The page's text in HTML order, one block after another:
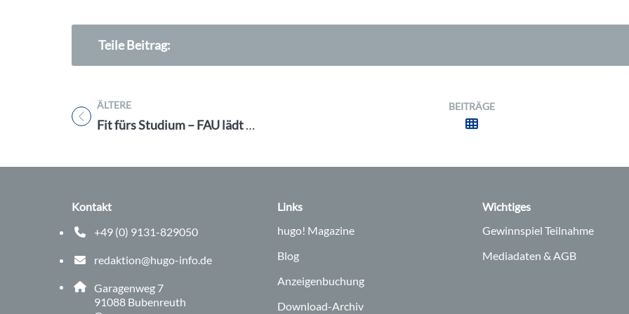
Teile Beitrag:
ÄLTERE
Titel für Beitrag
Fit fürs Studium – FAU lädt zu Studieninfotagen vom 20.-22.9.23 nach Erlangen und Nürnberg ein
BEITRÄGE
Kontakt
+49 (0) 9131-829050
Telefonnummer: 0 9 1 3 1 8 2 9 0 5 0
redaktion@hugo-info.de
E-Mail Adresse: redaktion@hugo-info.de
Adresse:
Garagenweg 7
91088 , 9 1 0 8 8
Bubenreuth
Links
hugo! Magazine
Blog
Anzeigenbuchung
Download-Archiv
Wichtiges
Gewinnspiel Teilnahme
Mediadaten & AGB